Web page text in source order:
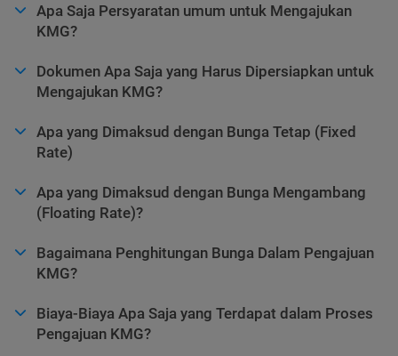
Apa Saja Persyaratan umum untuk Mengajukan
KMG?
Dokumen Apa Saja yang Harus Dipersiapkan untuk
Mengajukan KMG?
Apa yang Dimaksud dengan Bunga Tetap (Fixed
Rate)
Apa yang Dimaksud dengan Bunga Mengambang
(Floating Rate)?
Bagaimana Penghitungan Bunga Dalam Pengajuan
KMG?
Biaya-Biaya Apa Saja yang Terdapat dalam Proses
Pengajuan KMG?